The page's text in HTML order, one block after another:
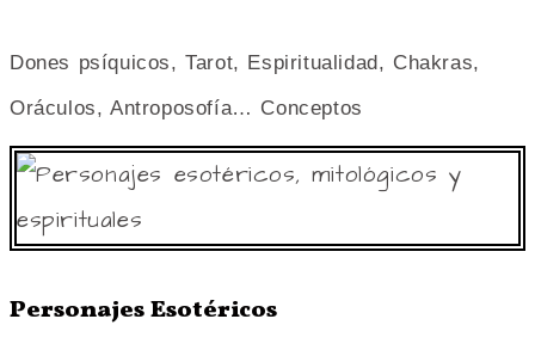
Dones psíquicos, Tarot, Espiritualidad, Chakras,
Oráculos, Antroposofía… Conceptos
Personajes Esotéricos